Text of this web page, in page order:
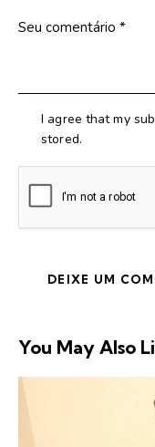
I agree that my
stored.
You May Also